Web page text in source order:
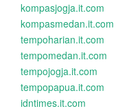
kompasjogja.it.com
kompasmedan.it.com
tempoharian.it.com
tempomedan.it.com
tempojogja.it.com
tempopapua.it.com
idntimes.it.com